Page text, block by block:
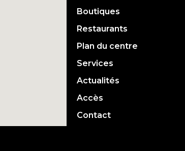
Boutiques
Restaurants
Plan du centre
Services
Actualités
Accès
Contact